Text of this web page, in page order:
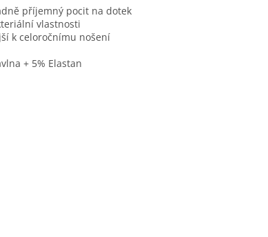
příjemný pocit na dotek
vlastnosti
k celoročnímu nošení
+ 5% Elastan